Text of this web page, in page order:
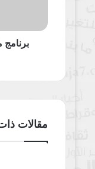
طاهر
الوهببرنامج
مقالات